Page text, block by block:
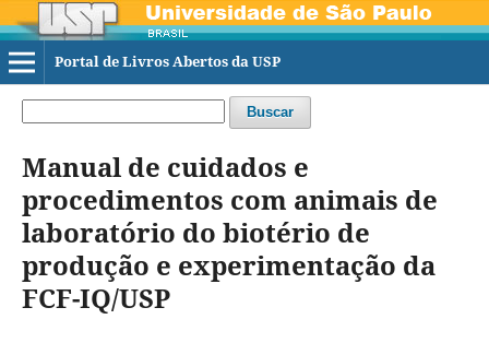
Portal de Livros Abertos da USP
Buscar
Manual de cuidados e
procedimentos com animais de
laboratório do biotério de
produção e experimentação da
FCF-IQ/USP